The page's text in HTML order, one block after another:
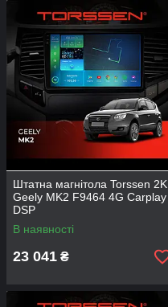
Штатна магнітола Torssen 2K
Geely MK2 F9464 4G Carplay
DSP
В наявності
23 041 ₴